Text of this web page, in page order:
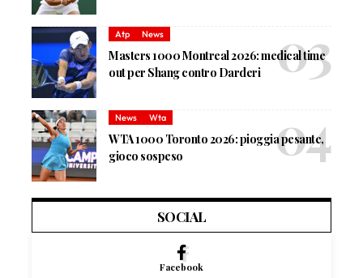
Atp News
Masters 1000 Montreal 2026: medical time
out per Shang contro Darderi
News Wta
WTA 1000 Toronto 2026: pioggia pesante,
gioco sospeso
SOCIAL
Facebook